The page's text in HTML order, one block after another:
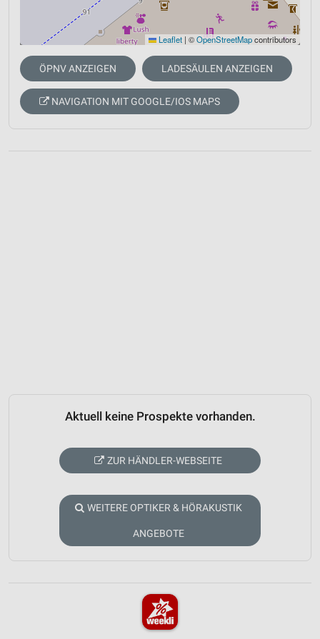
Leaflet | ©OpenStreetMapcontributors
ÖPNV ANZEIGEN LADESÄULEN ANZEIGEN
NAVIGATION MIT GOOGLE/IOS MAPS
Aktuell keine Prospekte vorhanden.
ZUR HÄNDLER-WEBSEITE
WEITERE OPTIKER & HÖRAKUSTIK
ANGEBOTE